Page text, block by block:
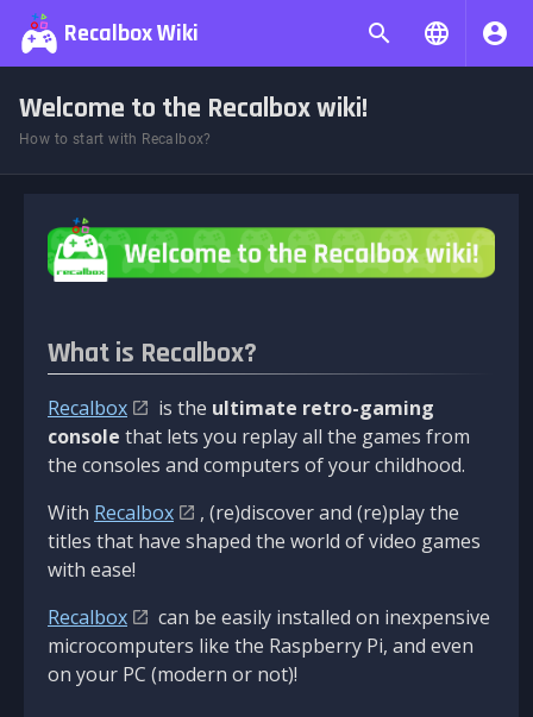
Recalbox Wiki
Welcome to the Recalbox wiki!
How to start with Recalbox?
What is Recalbox?
Recalbox is the ultimate retro-gaming
console that lets you replay all the games from
the consoles and computers of your childhood.
With Recalbox
, (re)discover and (re)play the
titles that have shaped the world of video games
with ease!
Recalbox
can be easily installed on inexpensive
microcomputers like the Raspberry Pi, and even
on your PC (modern or not)!